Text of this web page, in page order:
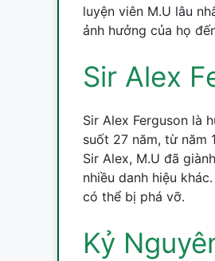
luyện viên M.U lâu
ảnh hưởng của họ
Sir Alex
Sir Alex Ferguson là
suốt 27 năm, từ năm
Sir Alex, M.U đã
nhiều danh hiệu
có thể bị phá vỡ.
Kỷ